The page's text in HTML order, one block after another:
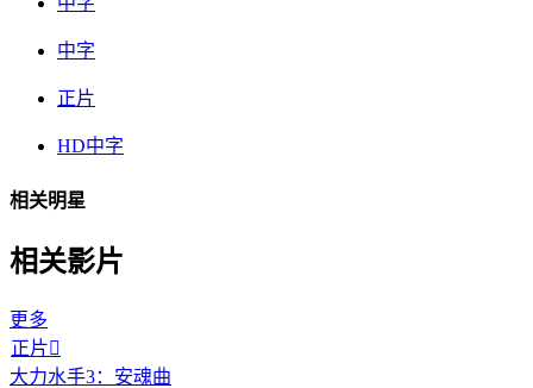
中字
正片
HD中字
相关明星
相关影片
更多
正片
大力水手3：安魂曲